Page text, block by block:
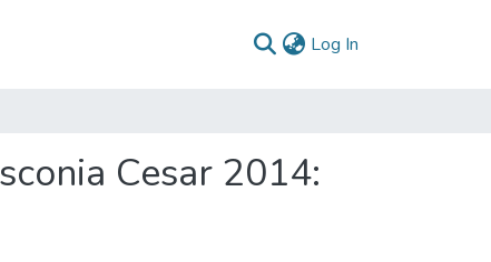
Log In
Cesar 2014: